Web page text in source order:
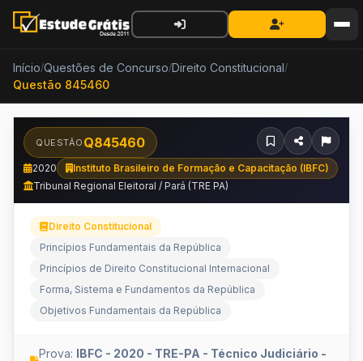
Início/Questões de Concurso/Direito Constitucional/
Questão 845460
QUESTÃO Q845460
2020
Instituto Brasileiro de Formação e Capacitação (IBFC)
Tribunal Regional Eleitoral / Pará (TRE PA)
Direito Constitucional
Princípios Fundamentais da República
Princípios de Direito Constitucional Internacional
Forma, Sistema e Fundamentos da República
Objetivos Fundamentais da República
Prova: IBFC - 2020 - TRE-PA - Técnico Judiciário -